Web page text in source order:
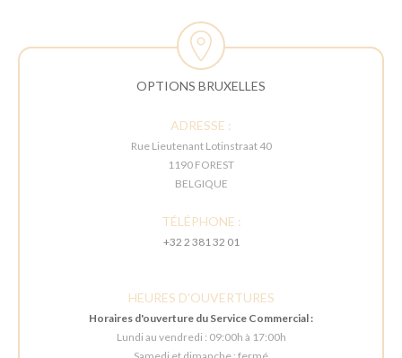
OPTIONS BRUXELLES
ADRESSE :
Rue Lieutenant Lotinstraat 40
1190 FOREST
BELGIQUE
TÉLÉPHONE :
+32 2 381 32 01
HEURES D'OUVERTURES
Horaires d'ouverture du Service Commercial :
Lundi au vendredi : 09:00h à 17:00h